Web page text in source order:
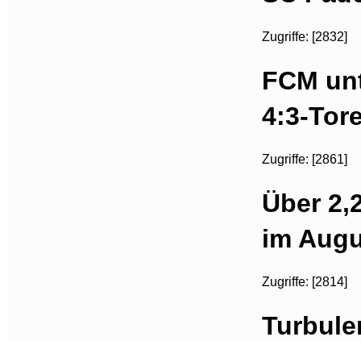
Zugriffe: [2832]
FCM
4:3-
Zugriffe: [2861]
Über
im
Zugriffe: [2814]